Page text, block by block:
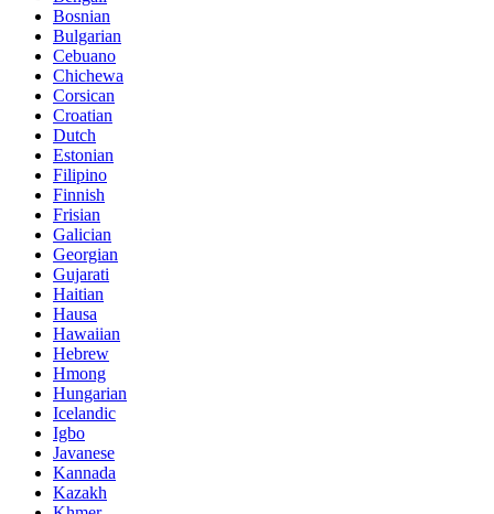
Bosnian
Bulgarian
Cebuano
Chichewa
Corsican
Croatian
Dutch
Estonian
Filipino
Finnish
Frisian
Galician
Georgian
Gujarati
Haitian
Hausa
Hawaiian
Hebrew
Hmong
Hungarian
Icelandic
Igbo
Javanese
Kannada
Kazakh